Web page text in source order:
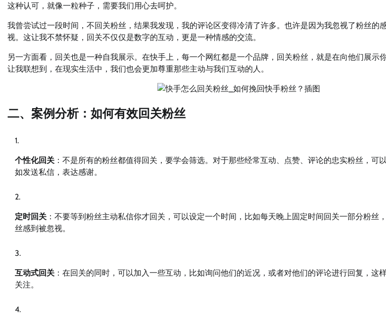
这种认可，就像一粒种子，需要我们用心去呵护。
我曾尝试过一段时间，不回关粉丝，结果我发现，我的评论区变得冷清了许多。也许是因为我忽视了粉丝的
视。这让我不禁怀疑，回关不仅仅是数字的互动，更是一种情感的交流。
另一方面看，回关也是一种自我展示。在快手上，每一个网红都是一个品牌，回关粉丝，就是在向他们展示
让我联想到，在现实生活中，我们也会更加尊重那些主动与我们互动的人。
二、案例分析：如何有效回关粉丝
个性化回关 ：不是所有的粉丝都值得回关，要学会筛选。对于那些经常互动、点赞、评论的忠实粉丝，可
如发送私信，表达感谢。
定时回关 ：不要等到粉丝主动私信你才回关，可以设定一个时间，比如每天晚上固定时间回关一部分粉丝
丝感到被忽视。
互动式回关 ：在回关的同时，可以加入一些互动，比如询问他们的近况，或者对他们的评论进行回复，这
关注。